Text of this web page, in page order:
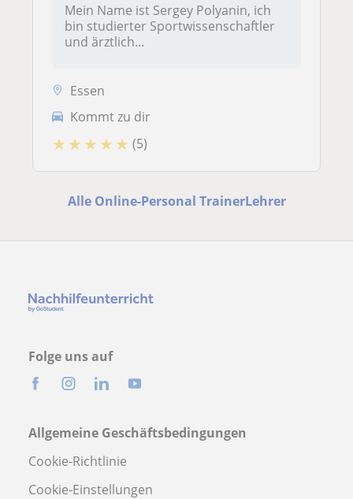
Mein Name ist Sergey Polyanin, ich
bin studierter Sportwissenschaftler
und ärztlich...
Essen
Kommt zu dir
★ ★ ★ ★ ★ (5)
Alle Online-Personal TrainerLehrer
Folge uns auf
Allgemeine Geschäftsbedingungen
Cookie-Richtlinie
Cookie-Einstellungen